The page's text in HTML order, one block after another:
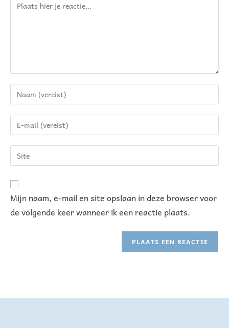
Mijn naam, e-mail en site opslaan in deze browser voor
de volgende keer wanneer ik een reactie plaats.
i